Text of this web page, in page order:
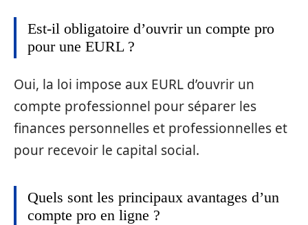
Est-il obligatoire d’ouvrir un compte pro
pour une EURL ?
Oui, la loi impose aux EURL d’ouvrir un
compte professionnel pour séparer les
finances personnelles et professionnelles et
pour recevoir le capital social.
Quels sont les principaux avantages d’un
compte pro en ligne ?